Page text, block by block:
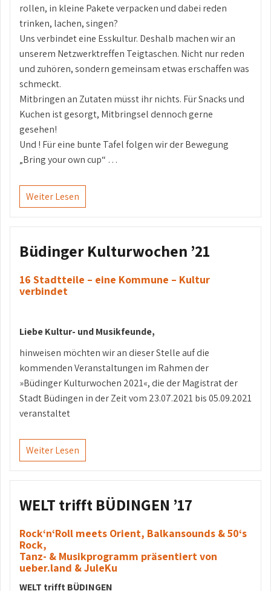
rollen, in kleine Pakete verpacken und dabei reden
trinken, lachen, singen?
Uns verbindet eine Esskultur. Deshalb machen wir an
unserem Netzwerktreffen Teigtaschen. Nicht nur reden
und zuhören, sondern gemeinsam etwas erschaffen was
schmeckt.
Mitbringen an Zutaten müsst ihr nichts. Für Snacks und
Kuchen ist gesorgt, Mitbringsel dennoch gerne
gesehen!
Und ! Für eine bunte Tafel folgen wir der Bewegung
„Bring your own cup“ …
Weiter Lesen
Büdinger Kulturwochen ’21
16 Stadtteile – eine Kommune – Kultur
verbindet
Liebe Kultur- und Musikfeunde,
hinweisen möchten wir an dieser Stelle auf die
kommenden Veranstaltungen im Rahmen der
»Büdinger Kulturwochen 2021«, die der Magistrat der
Stadt Büdingen in der Zeit vom 23.07.2021 bis 05.09.2021
veranstaltet
Weiter Lesen
WELT trifft BÜDINGEN ’17
Rock‘n‘Roll meets Orient, Balkansounds & 50‘s
Rock,
Tanz- & Musikprogramm präsentiert von
ueber.land & JuleKu
WELT trifft BÜDINGEN